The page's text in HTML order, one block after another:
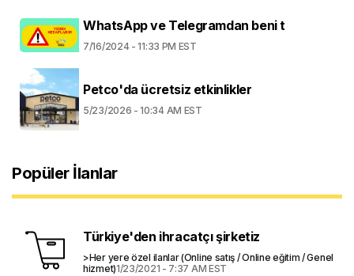
WhatsApp ve Telegramdan beni t
7/16/2024 - 11:33 PM EST
Petco'da ücretsiz etkinlikler
5/23/2026 - 10:34 AM EST
Popüler İlanlar
Türkiye'den ihracatçı şirketiz
>Her yere özel ilanlar (Online satış / Online eğitim / Genel
hizmet)1/23/2021 - 7:37 AM EST